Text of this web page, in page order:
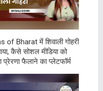
of Bharat में शिवाली गोहरी
कैसे सोशल मीडिया को
प्रेरणा फैलाने का प्लेटफॉर्म